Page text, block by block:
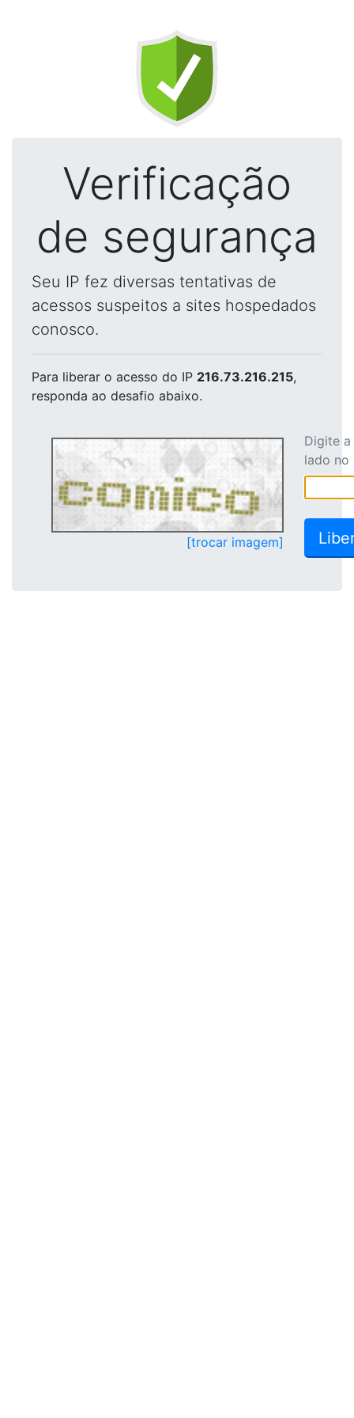
Verificação
de segurança
Seu IP fez diversas tentativas de
acessos suspeitos a sites hospedados
conosco.
Para liberar o acesso do IP 216.73.216.215,
responda ao desafio abaixo.
[trocar imagem]
Digite
lado no